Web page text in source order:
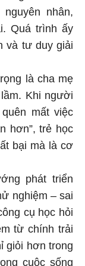
nhân,
Quá trình ấy
và tư duy giải
là cha mẹ
Khi người
mất việc
hơn”, trẻ học
bại mà là cơ
phát triển
nghiệm – sai
cụ học hỏi
từ chính trải
giỏi hơn trong
cuộc sống